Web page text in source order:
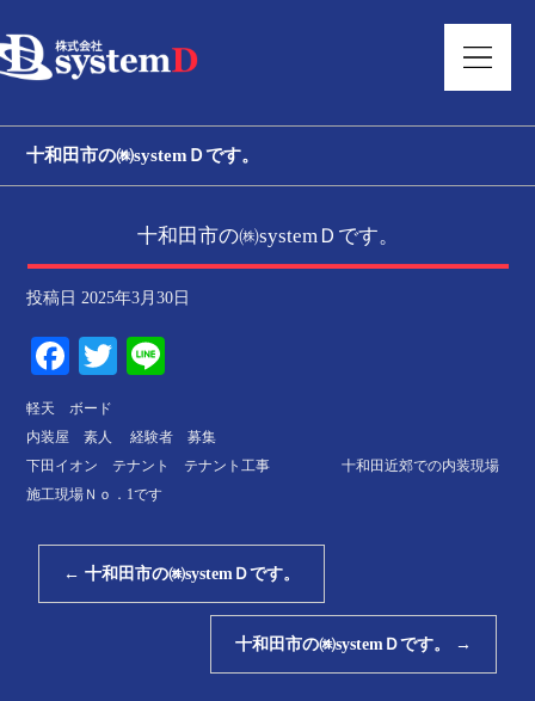
十和田市の㈱systemＤです。
十和田市の㈱systemＤです。
投稿日 2025年3月30日
Facebook
Twitter
軽天 ボード
内装屋 素人 経験者 募集
下田イオン テナント テナント工事 十和田近郊での内装現場
施工現場Ｎｏ．1です
← 十和田市の㈱systemＤです。
十和田市の㈱systemＤです。 →